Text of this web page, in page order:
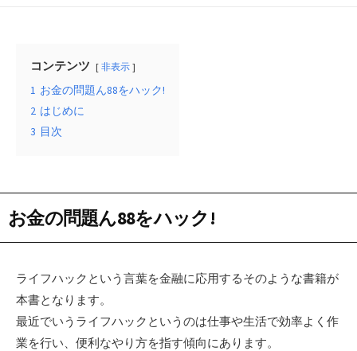
コンテンツ 非表示
1 お金の問題ん88をハック!
2 はじめに
3 目次
お金の問題ん88をハック!
ライフハックという言葉を金融に応用するそのような書籍が
本書となります。
最近でいうライフハックというのは仕事や生活で効率よく作
業を行い、便利なやり方を指す傾向にあります。